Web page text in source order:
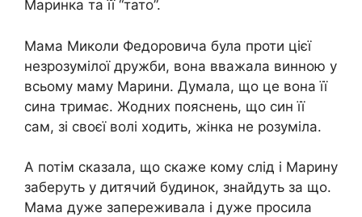
Маринка та її “тато”.
Мама Миколи Федоровича була проти цієї
незрозумілої дружби, вона вважала винною у
всьому маму Марини. Думала, що це вона її
сина тримає. Жодних пояснень, що син її
сам, зі своєї волі ходить, жінка не розуміла.
А потім сказала, що скаже кому слід і Марину
заберуть у дитячий будинок, знайдуть за що.
Мама дуже запереживала і дуже просила